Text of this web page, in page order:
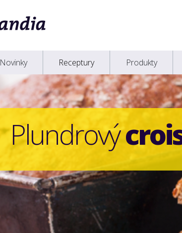
Novinky Receptury Produkty
Plundrový